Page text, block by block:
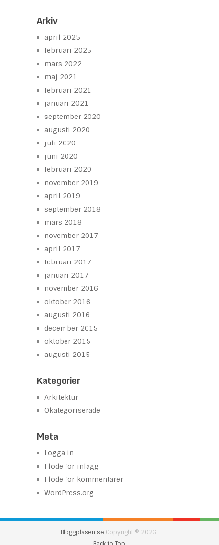
Arkiv
april 2025
februari 2025
mars 2022
maj 2021
februari 2021
januari 2021
september 2020
augusti 2020
juli 2020
juni 2020
februari 2020
november 2019
april 2019
september 2018
mars 2018
november 2017
april 2017
februari 2017
januari 2017
november 2016
oktober 2016
augusti 2016
december 2015
oktober 2015
augusti 2015
Kategorier
Arkitektur
Okategoriserade
Meta
Logga in
Flöde för inlägg
Flöde för kommentarer
WordPress.org
Bloggplasen.se Copyright © 2026.